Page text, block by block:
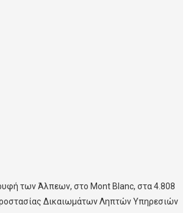
των Άλπεων, στο Mont Blanc, στα 4.808
Δικαιωμάτων Ληπτών Υπηρεσιών